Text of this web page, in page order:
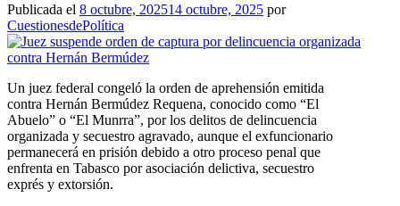
Publicada el 8 octubre, 202514 octubre, 2025 por
CuestionesdePolítica
Un juez federal congeló la orden de aprehensión emitida
contra Hernán Bermúdez Requena, conocido como “El
Abuelo” o “El Munrra”, por los delitos de delincuencia
organizada y secuestro agravado, aunque el exfuncionario
permanecerá en prisión debido a otro proceso penal que
enfrenta en Tabasco por asociación delictiva, secuestro
exprés y extorsión.